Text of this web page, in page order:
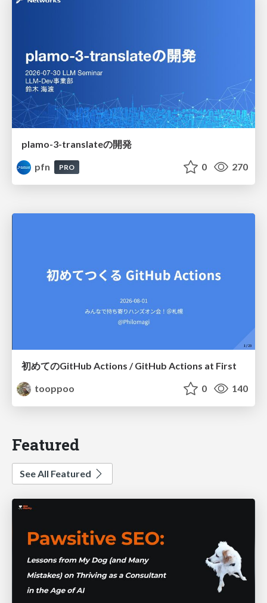
plamo-3-translateの開発
pfn
PRO 0 270
初めてのGitHub Actions / GitHub Actions at First
tooppoo
0 140
Featured
See All Featured